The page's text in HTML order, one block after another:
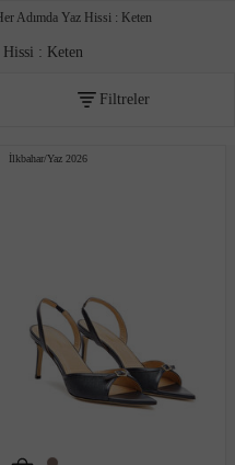
Adımda Yaz Hissi : Keten
Hissi : Keten
Filtreler
İlkbahar/Yaz 2026